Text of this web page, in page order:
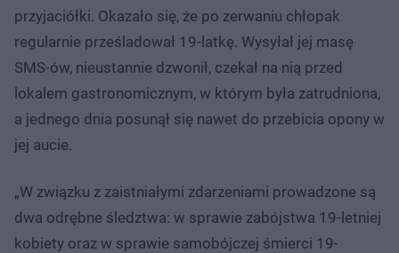
przyjaciółki. Okazało się, że po zerwaniu chłopak
regularnie prześladował 19-latkę. Wysyłał jej masę
SMS-ów, nieustannie dzwonił, czekał na nią przed
lokalem gastronomicznym, w którym była zatrudniona,
a jednego dnia posunął się nawet do przebicia opony w
jej aucie.
„W związku z zaistniałymi zdarzeniami prowadzone są
dwa odrębne śledztwa: w sprawie zabójstwa 19-letniej
kobiety oraz w sprawie samobójczej śmierci 19-